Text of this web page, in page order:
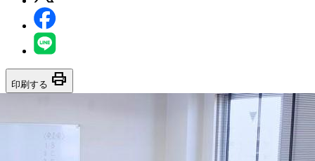
印刷する print